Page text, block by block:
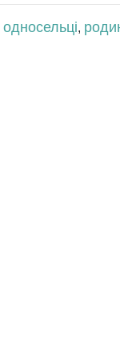
односельці,